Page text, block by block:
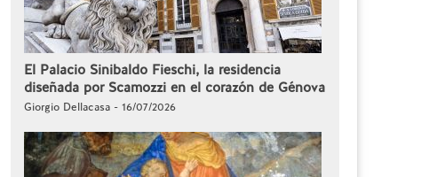
El Palacio Sinibaldo Fieschi, la residencia
diseñada por Scamozzi en el corazón de Génova
Giorgio Dellacasa - 16/07/2026